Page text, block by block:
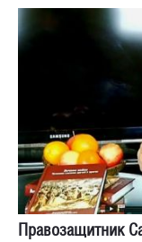
Правозащитник